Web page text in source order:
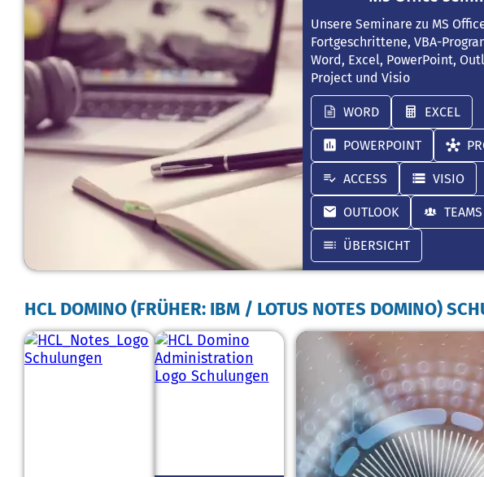
Unsere Seminare zu MS
Fortgeschrittene, VBA-
Word, Excel, PowerPoint,
Project und Visio
WORD EXCEL
POWERPOINT
ACCESS VISIO
OUTLOOK TEAMS
ÜBERSICHT
HCL DOMINO (FRÜHER: IBM / LOTUS NOTES DOMINO)